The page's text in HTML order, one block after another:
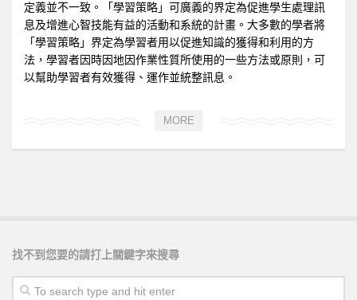
定義並不一致。「學習策略」可廣義的界定為促進學生處理訊
息及增進心智技能有益的活動和系統的計畫。大多數的學者將
「學習策略」界定為學習者用以促進知識的獲得和利用的方
法，學習者因時因地因作業性質所使用的一些方法或原則，可
以幫助學習者有效獲得、運作並統整訊息。
MORE
找不到您要的請打上關鍵字來搜尋